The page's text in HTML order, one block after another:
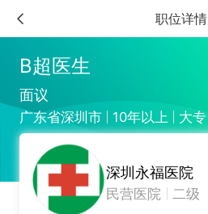
职位详情
B超医生
面议
广东省深圳市 10年以上 大专
深圳永福医院
民营医院 二级